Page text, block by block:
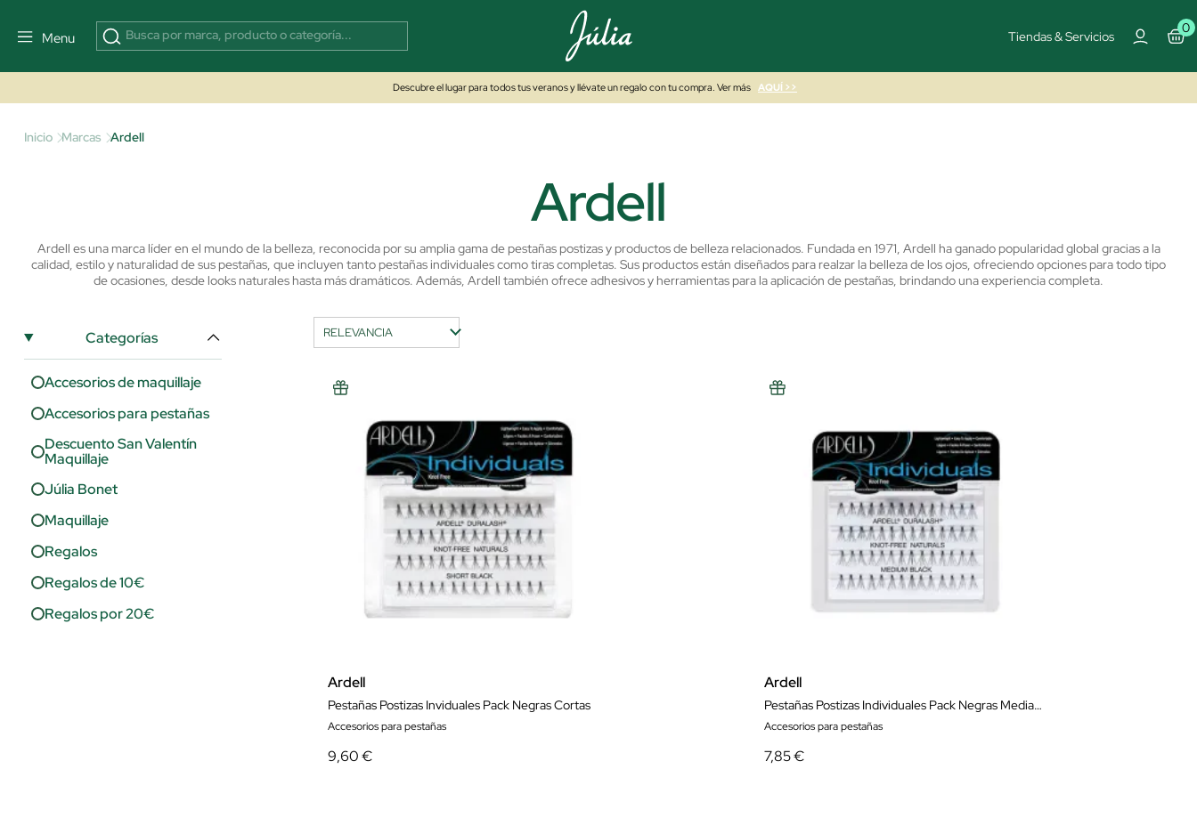
Menu Tiendas & Servicios
0
Descubre el lugar para todos tus veranos y llévate un regalo con tu compra. Ver más AQUÍ >>
Inicio Marcas Ardell
Ardell
Ardell es una marca líder en el mundo de la belleza, reconocida por su amplia gama de pestañas postizas y productos de belleza relacionados. Fundada en 1971, Ardell ha ganado popularidad global gracias a la
calidad, estilo y naturalidad de sus pestañas, que incluyen tanto pestañas individuales como tiras completas. Sus productos están diseñados para realzar la belleza de los ojos, ofreciendo opciones para todo tipo
de ocasiones, desde looks naturales hasta más dramáticos. Además, Ardell también ofrece adhesivos y herramientas para la aplicación de pestañas, brindando una experiencia completa.
Categorías
Accesorios de maquillaje
Accesorios para pestañas
Descuento San Valentín
Maquillaje
Júlia Bonet
Maquillaje
Regalos
Regalos de 10€
Regalos por 20€
Ardell
Pestañas Postizas Inviduales Pack Negras Cortas
Accesorios para pestañas
9,60 €
Ardell
Pestañas Postizas Individuales Pack Negras Medianas
Accesorios para pestañas
7,85 €